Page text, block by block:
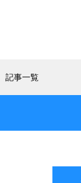
記事一覧